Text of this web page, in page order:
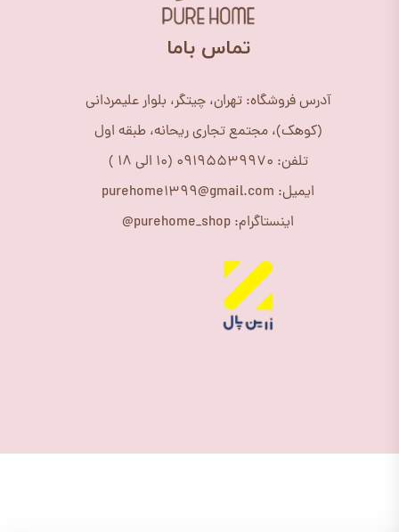
​تماس باما
آدرس فروشگاه: تهران، چیتگر، بلوار علیمردانی
(کوهک)، مجتمع تجاری ریحانه، طبقه اول
تلفن: 09195539970 (10 الی 18 )
ایمیل: purehome1399@gmail.com
اینستاگرام: purehome_shop@